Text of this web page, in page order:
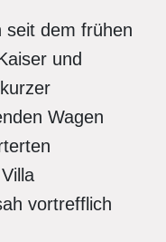
seit dem frühen
und
Wagen
vortrefflich